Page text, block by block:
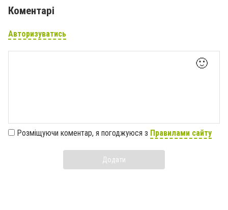
Коментарі
Авторизуватись
🙂
Розміщуючи коментар, я погоджуюся з Правилами сайту
Додати